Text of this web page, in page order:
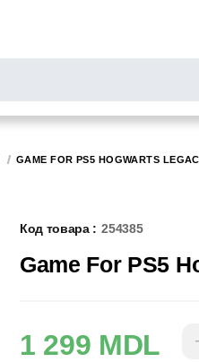
GAME FOR PS5 HOGWARTS
Код товара : 254385
Game For PS5
1 299 MDL